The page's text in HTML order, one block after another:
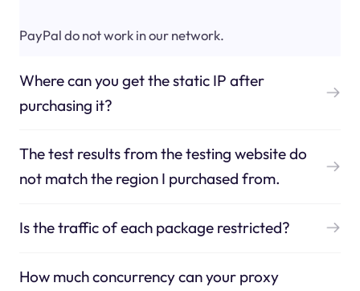
PayPal do not work in our network.
Where can you get the static IP after
purchasing it?
The test results from the testing website do
not match the region I purchased from.
Is the traffic of each package restricted?
How much concurrency can your proxy